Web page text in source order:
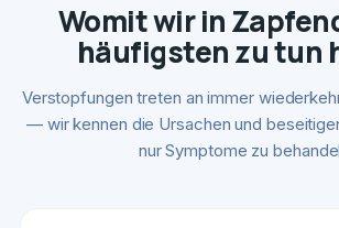
Womit wir in
häufigsten zu tun
Verstopfungen treten an immer
— wir kennen die Ursachen und
nur Symptome zu